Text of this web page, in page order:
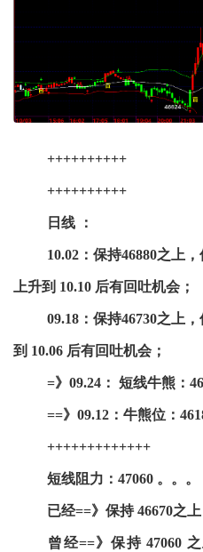
++++++++++
++++++++++
日线 ：
10.02：保持46880之上
上升到 10.10 后有回吐机会；
09.18：保持46730之上
到 10.06 后有回吐机会；
=》09.24： 短线牛熊：
==》09.12：牛熊位：
+++++++++++++
短线阻力：47060 。。。
已经==》保持 46670之
曾经==》保持 47060